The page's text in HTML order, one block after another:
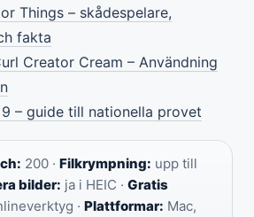
Things – skådespelare,
fakta
Creator Cream – Användning
– guide till nationella provet
200 · Filkrympning: upp till
bilder: ja i HEIC · Gratis
· Plattformar: Mac,